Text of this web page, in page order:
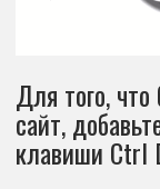
Для того,
сайт,
клавиши Ctrl